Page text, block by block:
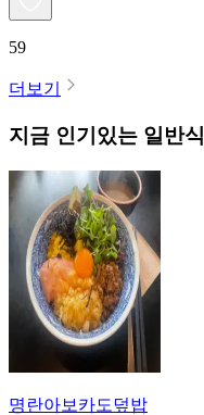
59
더보기
지금 인기있는 일반식
명란아보카도덮밥